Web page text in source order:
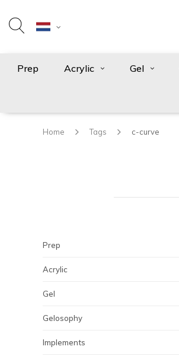
Prep Acrylic Gel
Home Tags c-curve
Prep
Acrylic
Gel
Gelosophy
Implements